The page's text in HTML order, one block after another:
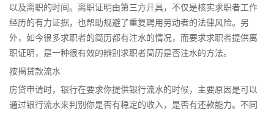
以及离职的时间。离职证明由第三方开具，不仅是核实求职者工作
经历的有力证据，也帮助规避了重复聘用劳动者的法律风险。另
外，如今很多求职者的简历都有注水的情况，而要求求职者提供离
职证明，是一种很有效的辨别求职者简历是否注水的方法。
按揭贷款流水
房贷申请时，银行在要求你提供银行流水的时候，主要原因是可以
通过银行流水来判别你是否有稳定的收入，是否有还款能力。不同